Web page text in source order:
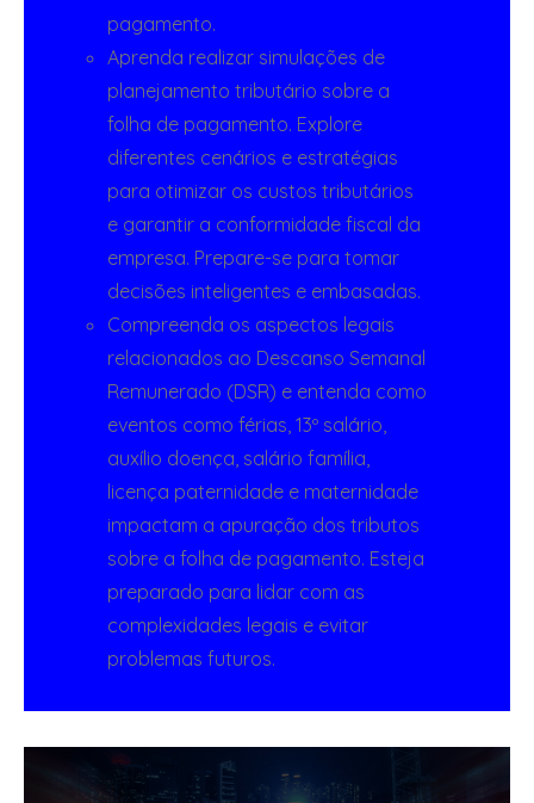
pagamento.
Aprenda realizar simulações de
planejamento tributário sobre a
folha de pagamento. Explore
diferentes cenários e estratégias
para otimizar os custos tributários
e garantir a conformidade fiscal da
empresa. Prepare-se para tomar
decisões inteligentes e embasadas.
Compreenda os aspectos legais
relacionados ao Descanso Semanal
Remunerado (DSR) e entenda como
eventos como férias, 13º salário,
auxílio doença, salário família,
licença paternidade e maternidade
impactam a apuração dos tributos
sobre a folha de pagamento. Esteja
preparado para lidar com as
complexidades legais e evitar
problemas futuros.